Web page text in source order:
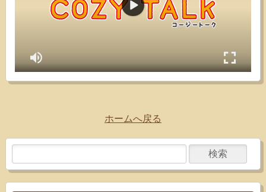
ホームへ戻る